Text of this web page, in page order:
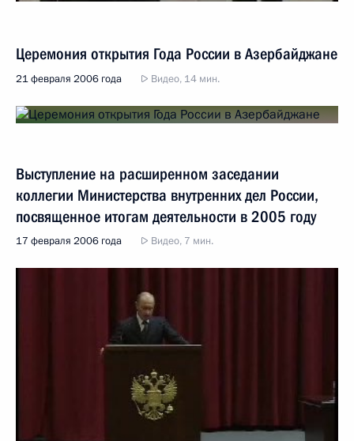
Церемония открытия Года России в Азербайджане
21 февраля 2006 года Видео, 14 мин.
Выступление на расширенном заседании
коллегии Министерства внутренних дел России,
посвященное итогам деятельности в 2005 году
17 февраля 2006 года Видео, 7 мин.